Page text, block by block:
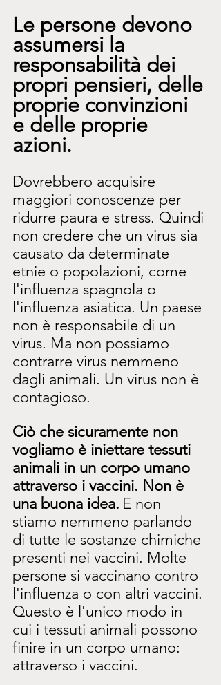
Le persone devono
assumersi la
responsabilità dei
propri pensieri, delle
proprie convinzioni
e delle proprie
azioni.
Dovrebbero acquisire
maggiori conoscenze per
ridurre paura e stress. Quindi
non credere che un virus sia
causato da determinate
etnie o popolazioni, come
l'influenza spagnola o
l'influenza asiatica. Un paese
non è responsabile di un
virus. Ma non possiamo
contrarre virus nemmeno
dagli animali. Un virus non è
contagioso.
Ciò che sicuramente non
vogliamo è iniettare tessuti
animali in un corpo umano
attraverso i vaccini. Non è
una buona idea. E non
stiamo nemmeno parlando
di tutte le sostanze chimiche
presenti nei vaccini. Molte
persone si vaccinano contro
l'influenza o con altri vaccini.
Questo è l'unico modo in
cui i tessuti animali possono
finire in un corpo umano:
attraverso i vaccini.